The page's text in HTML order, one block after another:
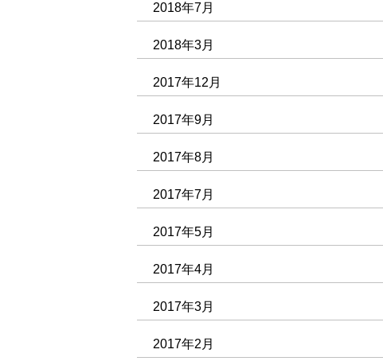
2018年7月
2018年3月
2017年12月
2017年9月
2017年8月
2017年7月
2017年5月
2017年4月
2017年3月
2017年2月